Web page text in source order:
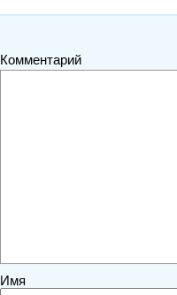
Комментарий
Имя